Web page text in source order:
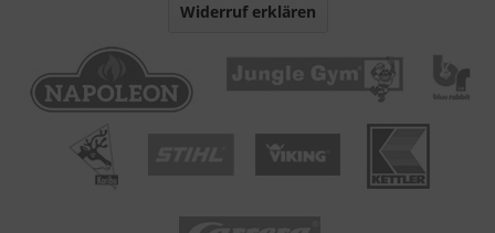
Widerruf erklären